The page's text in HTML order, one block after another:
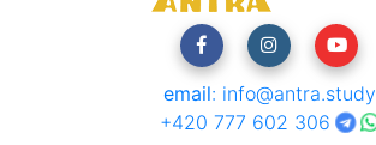
email: info@antra.study
+420 777 602 306